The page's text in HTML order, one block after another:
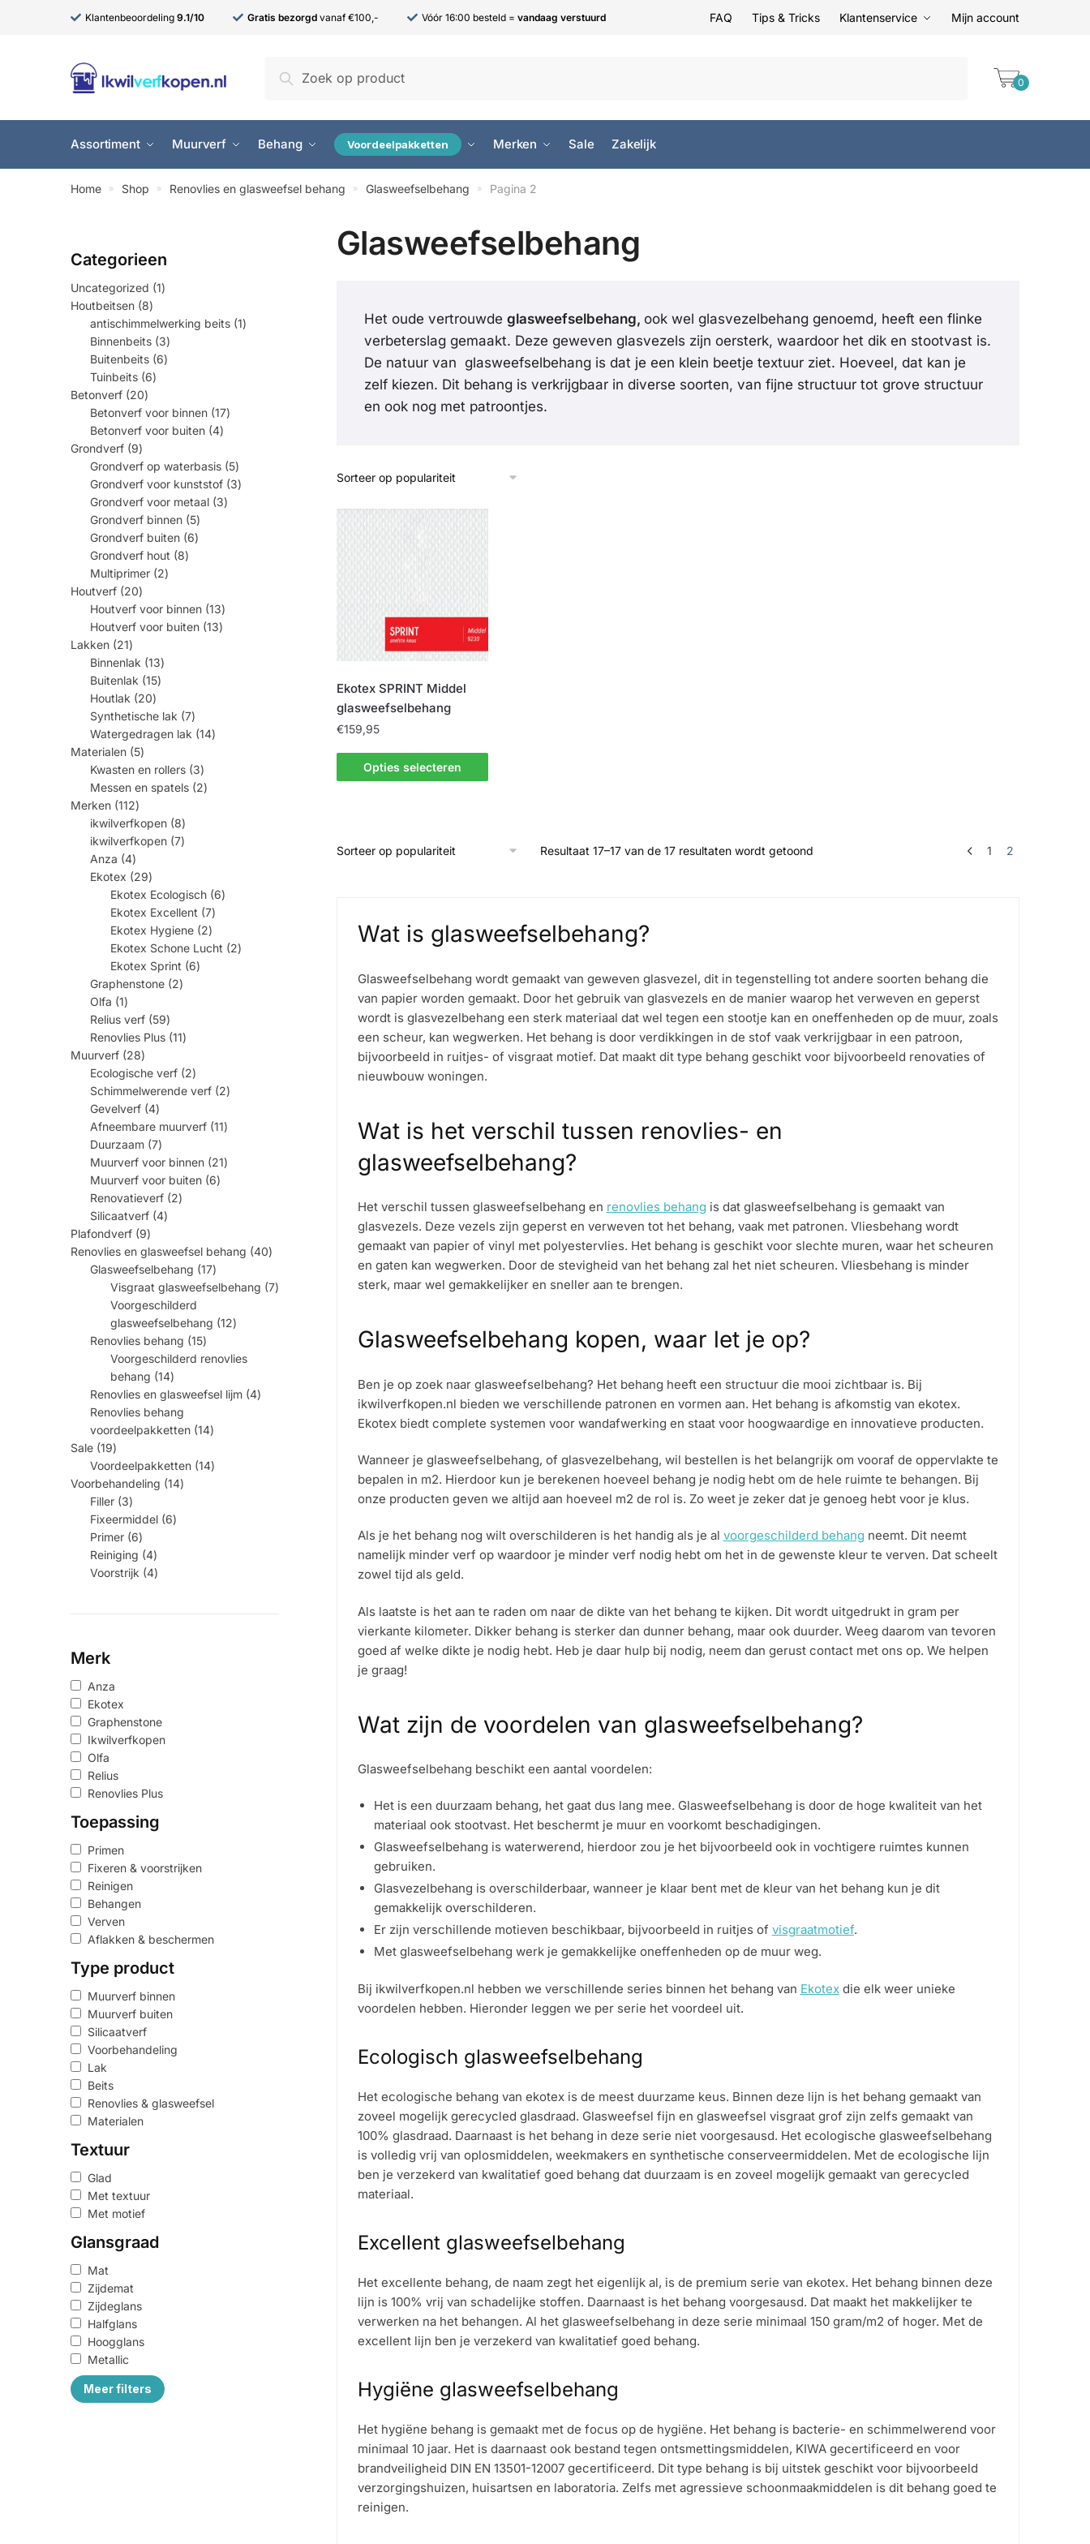
Klantenbeoordeling 9.1/10 Gratis bezorgd vanaf €100,- Vóór 16:00 besteld = vandaag verstuurd FAQ Tips & Tricks Klantenservice Mijn account
naar:
Zoeken 0
Assortiment Muurverf Behang Voordeelpakketten Merken Sale Zakelijk
Home » Shop » Renovlies en glasweefsel behang » Glasweefselbehang » Pagina 2
Glasweefselbehang
Het oude vertrouwde glasweefselbehang, ook wel glasvezelbehang genoemd, heeft een flinke
verbeterslag gemaakt. Deze geweven glasvezels zijn oersterk, waardoor het dik en stootvast is.
De natuur van glasweefselbehang is dat je een klein beetje textuur ziet. Hoeveel, dat kan je
zelf kiezen. Dit behang is verkrijgbaar in diverse soorten, van fijne structuur tot grove structuur
en ook nog met patroontjes.
Ekotex SPRINT Middel
glasweefselbehang
€159,95
Opties selecteren
product
gekozen
worden
productpagina
Resultaat 17–17 van de 17 resultaten wordt getoondGesorteerd
1 2
Wat is glasweefselbehang?
Glasweefselbehang wordt gemaakt van geweven glasvezel, dit in tegenstelling tot andere soorten behang die
van papier worden gemaakt. Door het gebruik van glasvezels en de manier waarop het verweven en geperst
wordt is glasvezelbehang een sterk materiaal dat wel tegen een stootje kan en oneffenheden op de muur, zoals
een scheur, kan wegwerken. Het behang is door verdikkingen in de stof vaak verkrijgbaar in een patroon,
bijvoorbeeld in ruitjes- of visgraat motief. Dat maakt dit type behang geschikt voor bijvoorbeeld renovaties of
nieuwbouw woningen.
Wat is het verschil tussen renovlies- en
glasweefselbehang?
Het verschil tussen glasweefselbehang en renovlies behang is dat glasweefselbehang is gemaakt van
glasvezels. Deze vezels zijn geperst en verweven tot het behang, vaak met patronen. Vliesbehang wordt
gemaakt van papier of vinyl met polyestervlies. Het behang is geschikt voor slechte muren, waar het scheuren
en gaten kan wegwerken. Door de stevigheid van het behang zal het niet scheuren. Vliesbehang is minder
sterk, maar wel gemakkelijker en sneller aan te brengen.
Glasweefselbehang kopen, waar let je op?
Ben je op zoek naar glasweefselbehang? Het behang heeft een structuur die mooi zichtbaar is. Bij
ikwilverfkopen.nl bieden we verschillende patronen en vormen aan. Het behang is afkomstig van ekotex.
Ekotex biedt complete systemen voor wandafwerking en staat voor hoogwaardige en innovatieve producten.
Wanneer je glasweefselbehang, of glasvezelbehang, wil bestellen is het belangrijk om vooraf de oppervlakte te
bepalen in m2. Hierdoor kun je berekenen hoeveel behang je nodig hebt om de hele ruimte te behangen. Bij
onze producten geven we altijd aan hoeveel m2 de rol is. Zo weet je zeker dat je genoeg hebt voor je klus.
Als je het behang nog wilt overschilderen is het handig als je al voorgeschilderd behang neemt. Dit neemt
namelijk minder verf op waardoor je minder verf nodig hebt om het in de gewenste kleur te verven. Dat scheelt
zowel tijd als geld.
Als laatste is het aan te raden om naar de dikte van het behang te kijken. Dit wordt uitgedrukt in gram per
vierkante kilometer. Dikker behang is sterker dan dunner behang, maar ook duurder. Weeg daarom van tevoren
goed af welke dikte je nodig hebt. Heb je daar hulp bij nodig, neem dan gerust contact met ons op. We helpen
je graag!
Wat zijn de voordelen van glasweefselbehang?
Glasweefselbehang beschikt een aantal voordelen:
Het is een duurzaam behang, het gaat dus lang mee. Glasweefselbehang is door de hoge kwaliteit van het
materiaal ook stootvast. Het beschermt je muur en voorkomt beschadigingen.
Glasweefselbehang is waterwerend, hierdoor zou je het bijvoorbeeld ook in vochtigere ruimtes kunnen
gebruiken.
Glasvezelbehang is overschilderbaar, wanneer je klaar bent met de kleur van het behang kun je dit
gemakkelijk overschilderen.
Er zijn verschillende motieven beschikbaar, bijvoorbeeld in ruitjes of visgraatmotief.
Met glasweefselbehang werk je gemakkelijke oneffenheden op de muur weg.
Bij ikwilverfkopen.nl hebben we verschillende series binnen het behang van Ekotexdie elk weer unieke
voordelen hebben. Hieronder leggen we per serie het voordeel uit.
Ecologisch glasweefselbehang
Het ecologische behang van ekotex is de meest duurzame keus. Binnen deze lijn is het behang gemaakt van
zoveel mogelijk gerecycled glasdraad. Glasweefsel fijn en glasweefsel visgraat grof zijn zelfs gemaakt van
100% glasdraad. Daarnaast is het behang in deze serie niet voorgesausd. Het ecologische glasweefselbehang
is volledig vrij van oplosmiddelen, weekmakers en synthetische conserveermiddelen. Met de ecologische lijn
ben je verzekerd van kwalitatief goed behang dat duurzaam is en zoveel mogelijk gemaakt van gerecycled
materiaal.
Excellent glasweefselbehang
Het excellente behang, de naam zegt het eigenlijk al, is de premium serie van ekotex. Het behang binnen deze
lijn is 100% vrij van schadelijke stoffen. Daarnaast is het behang voorgesausd. Dat maakt het makkelijker te
verwerken na het behangen. Al het glasweefselbehang in deze serie minimaal 150 gram/m2 of hoger. Met de
excellent lijn ben je verzekerd van kwalitatief goed behang.
Hygiëne glasweefselbehang
Het hygiëne behang is gemaakt met de focus op de hygiëne. Het behang is bacterie- en schimmelwerend voor
minimaal 10 jaar. Het is daarnaast ook bestand tegen ontsmettingsmiddelen, KIWA gecertificeerd en voor
brandveiligheid DIN EN 13501-12007 gecertificeerd. Dit type behang is bij uitstek geschikt voor bijvoorbeeld
verzorgingshuizen, huisartsen en laboratoria. Zelfs met agressieve schoonmaakmiddelen is dit behang goed te
reinigen.
Uncategorized 11
product
Houtbeitsen 88
producten
antischimmelwerking beits 11
product
Binnenbeits 33
producten
Buitenbeits 66
producten
Tuinbeits 66
producten
Betonverf 2020
producten
Betonverf voor binnen 1717
producten
Betonverf voor buiten 44
producten
Grondverf 99
producten
Grondverf op waterbasis 55
producten
Grondverf voor kunststof 33
producten
Grondverf voor metaal 33
producten
Grondverf binnen 55
producten
Grondverf buiten 66
producten
Grondverf hout
88
producten
Multiprimer 22
producten
Houtverf 2020
producten
Houtverf voor binnen 1313
producten
Houtverf voor buiten 1313
producten
Lakken 2121
producten
Binnenlak
1313
producten
Buitenlak
1515
producten
Houtlak
2020
producten
Synthetische lak
77
producten
Watergedragen lak
1414
producten
Materialen 55
producten
Kwasten en rollers 33
producten
Messen en spatels 22
producten
Merken 112112
producten
ikwilverfkopen 88
producten
ikwilverfkopen 77
producten
Anza
44
producten
Ekotex
2929
producten
Ekotex Ecologisch 66
producten
Ekotex Excellent 77
producten
Ekotex Hygiene 22
producten
Ekotex Schone Lucht 22
producten
Ekotex Sprint 66
producten
Graphenstone 22
producten
Olfa
11
product
Relius verf 5959
producten
Renovlies Plus 1111
producten
Muurverf 2828
producten
Ecologische verf 22
producten
Schimmelwerende verf 22
producten
Gevelverf 44
producten
Afneembare muurverf 1111
producten
Duurzaam 77
producten
Muurverf voor binnen 2121
producten
Muurverf voor buiten 66
producten
Renovatieverf 22
producten
Silicaatverf 44
producten
Plafondverf 99
producten
Renovlies en glasweefsel behang 4040
producten
Glasweefselbehang
1717
producten
Visgraat glasweefselbehang 77
producten
Voorgeschilderd
glasweefselbehang 1212
producten
Renovlies behang
1515
producten
Voorgeschilderd renovlies
behang 1414
producten
Renovlies en glasweefsel lijm 44
producten
Renovlies behang
voordeelpakketten 1414
producten
Sale 1919
producten
Voordeelpakketten 1414
producten
Voorbehandeling 1414
producten
Filler 33
producten
Fixeermiddel 66
producten
Primer 66
producten
Reiniging
44
producten
Voorstrijk
44
producten
Merk
Anza
Ekotex
Graphenstone
Ikwilverfkopen
Olfa
Relius
Renovlies Plus
Toepassing
Primen
Fixeren & voorstrijken
Reinigen
Behangen
Verven
Aflakken & beschermen
Type product
Muurverf binnen
Muurverf buiten
Silicaatverf
Voorbehandeling
Lak
Beits
Renovlies & glasweefsel
Materialen
Textuur
Glad
Met textuur
Met motief
Glansgraad
Mat
Zijdemat
Zijdeglans
Halfglans
Hoogglans
Metallic
Meer filters